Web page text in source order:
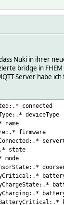
Nuki in ihrer
bridge in
Server habe
connected
deviceType
name
firmware
state
mode